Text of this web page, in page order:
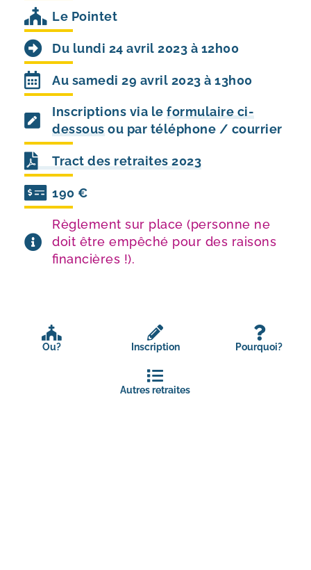
Le Pointet
Du lundi 24 avril 2023 à 12h00
Au samedi 29 avril 2023 à 13h00
Inscriptions via le formulaire ci-
dessous ou par téléphone / courrier
Tract des retraites 2023
190 €
Règlement sur place (personne ne
doit être empêché pour des raisons
financières !).
Ou? Inscription Pourquoi?
Autres retraites